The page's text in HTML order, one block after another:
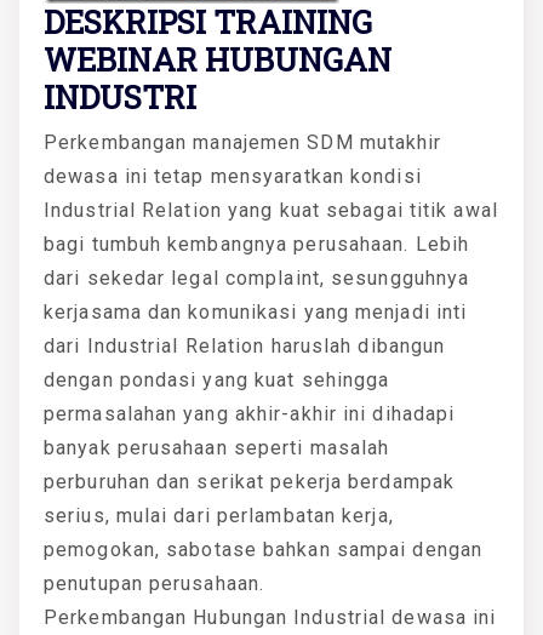
DESKRIPSI TRAINING
WEBINAR HUBUNGAN
INDUSTRI
Perkembangan manajemen SDM mutakhir
dewasa ini tetap mensyaratkan kondisi
Industrial Relation yang kuat sebagai titik awal
bagi tumbuh kembangnya perusahaan. Lebih
dari sekedar legal complaint, sesungguhnya
kerjasama dan komunikasi yang menjadi inti
dari Industrial Relation haruslah dibangun
dengan pondasi yang kuat sehingga
permasalahan yang akhir-akhir ini dihadapi
banyak perusahaan seperti masalah
perburuhan dan serikat pekerja berdampak
serius, mulai dari perlambatan kerja,
pemogokan, sabotase bahkan sampai dengan
penutupan perusahaan.
Perkembangan Hubungan Industrial dewasa ini